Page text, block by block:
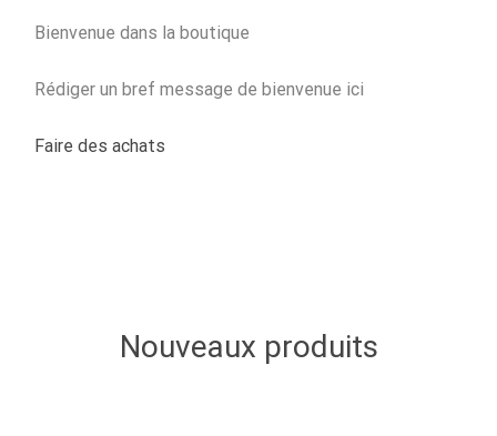
Bienvenue dans la boutique
Rédiger un bref message de bienvenue ici
Faire des achats
Nouveaux produits